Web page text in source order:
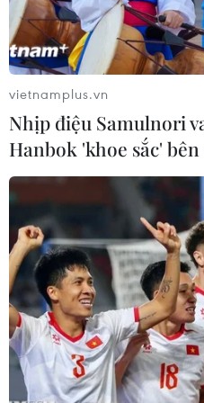
Hình ảnh vệ tinh chụp cơ sở
(Nguồn:
Phản ứng về vụ Triều
đường chiến thuật sáng
vietnamplus.vn
Nhịp điệu Samulnori
Hanbok 'khoe sắc'